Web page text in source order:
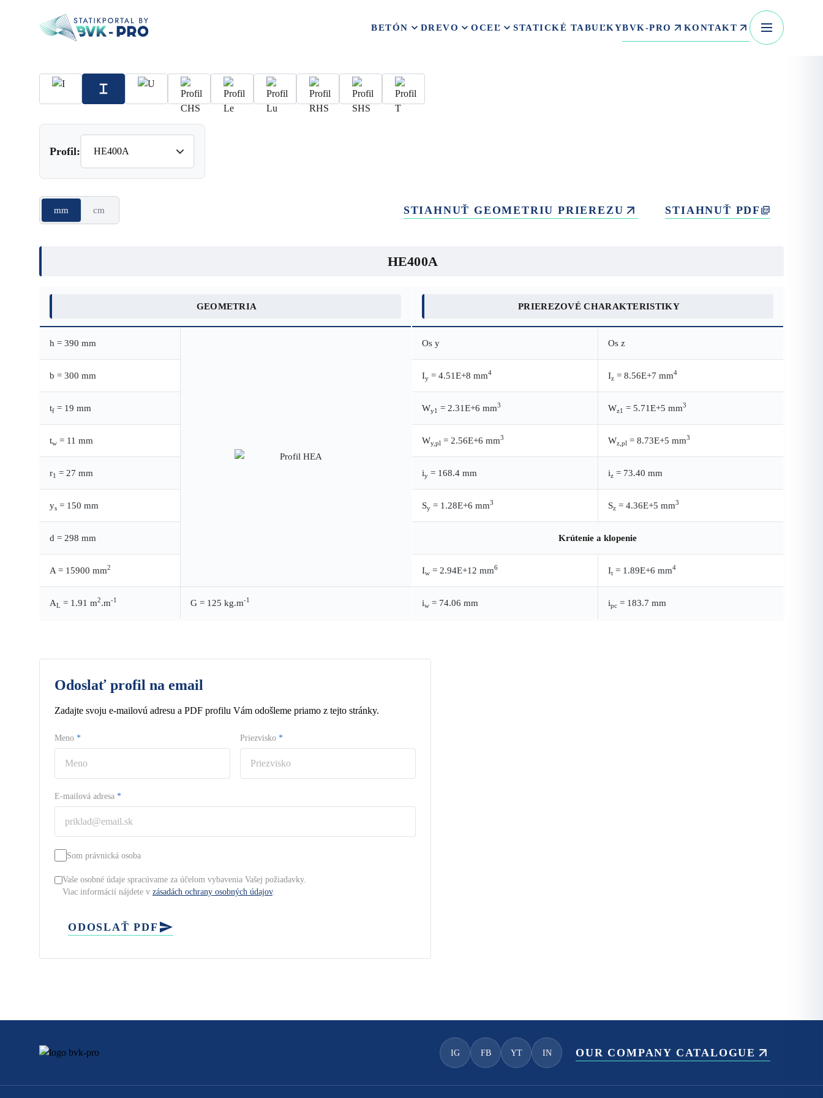
BETÓN DREVO OCEĽ STATICKÉ TABUĽKYBVK-PRO KONTAKT
Profil:
mm cm STIAHNUŤ GEOMETRIU PRIEREZU STIAHNUŤ PDF
HE400A
GEOMETRIA
h = 390 mm
b = 300 mm
tf = 19 mm
tw = 11 mm
r1 = 27 mm
ys = 150 mm
d = 298 mm
A = 15900 mm2
AL = 1.91 m2.m-1 G = 125 kg.m-1
PRIEREZOVÉ CHARAKTERISTIKY
Os y Os z
Iy = 4.51E+8 mm4 Iz = 8.56E+7 mm4
Wy1 = 2.31E+6 mm3 Wz1 = 5.71E+5 mm3
Wy,pl = 2.56E+6 mm3 Wz,pl = 8.73E+5 mm3
iy = 168.4 mm iz = 73.40 mm
Sy = 1.28E+6 mm3 Sz = 4.36E+5 mm3
Krútenie a klopenie
Iw = 2.94E+12 mm6 It = 1.89E+6 mm4
iw = 74.06 mm ipc = 183.7 mm
Odoslať profil na email
Zadajte svoju e-mailovú adresu a PDF profilu Vám odošleme priamo z tejto stránky.
Meno * Priezvisko *
E-mailová adresa *
Som právnická osoba
Vaše osobné údaje spracúvame za účelom vybavenia Vašej požiadavky.
Viac informácií nájdete v zásadách ochrany osobných údajov.
ODOSLAŤ PDF
IG FB YT IN OUR COMPANY CATALOGUE